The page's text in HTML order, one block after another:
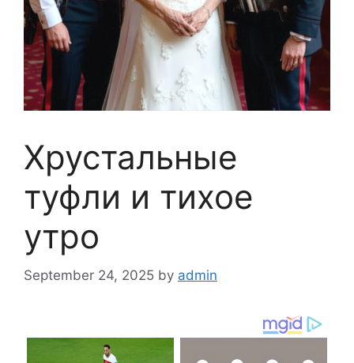
Хрустальные
туфли и тихое
утро
September 24, 2025 by admin